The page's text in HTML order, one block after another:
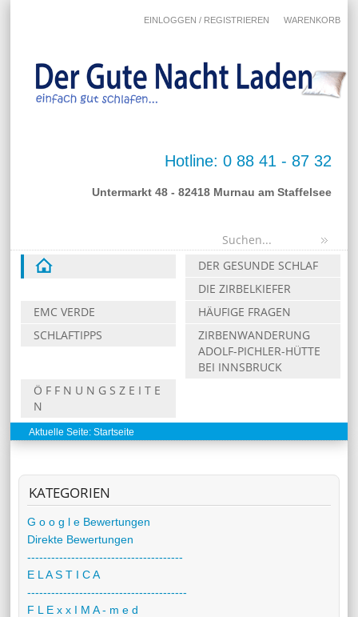
EINLOGGEN / REGISTRIEREN WARENKORB
Hotline: 0 88 41 - 87 32
Untermarkt 48 - 82418 Murnau am Staffelsee
DER GESUNDE SCHLAF
DIE ZIRBELKIEFER
EMC VERDE
HÄUFIGE FRAGEN
SCHLAFTIPPS
ZIRBENWANDERUNG
ADOLF-PICHLER-HÜTTE
BEI INNSBRUCK
Ö F F N U N G S Z E I T E
N
Aktuelle Seite:Startseite
KATEGORIEN
G o o g l e Bewertungen
Direkte Bewertungen
---------------------------------------
E L A S T I C A
----------------------------------------
F L E x x I M A - m e d